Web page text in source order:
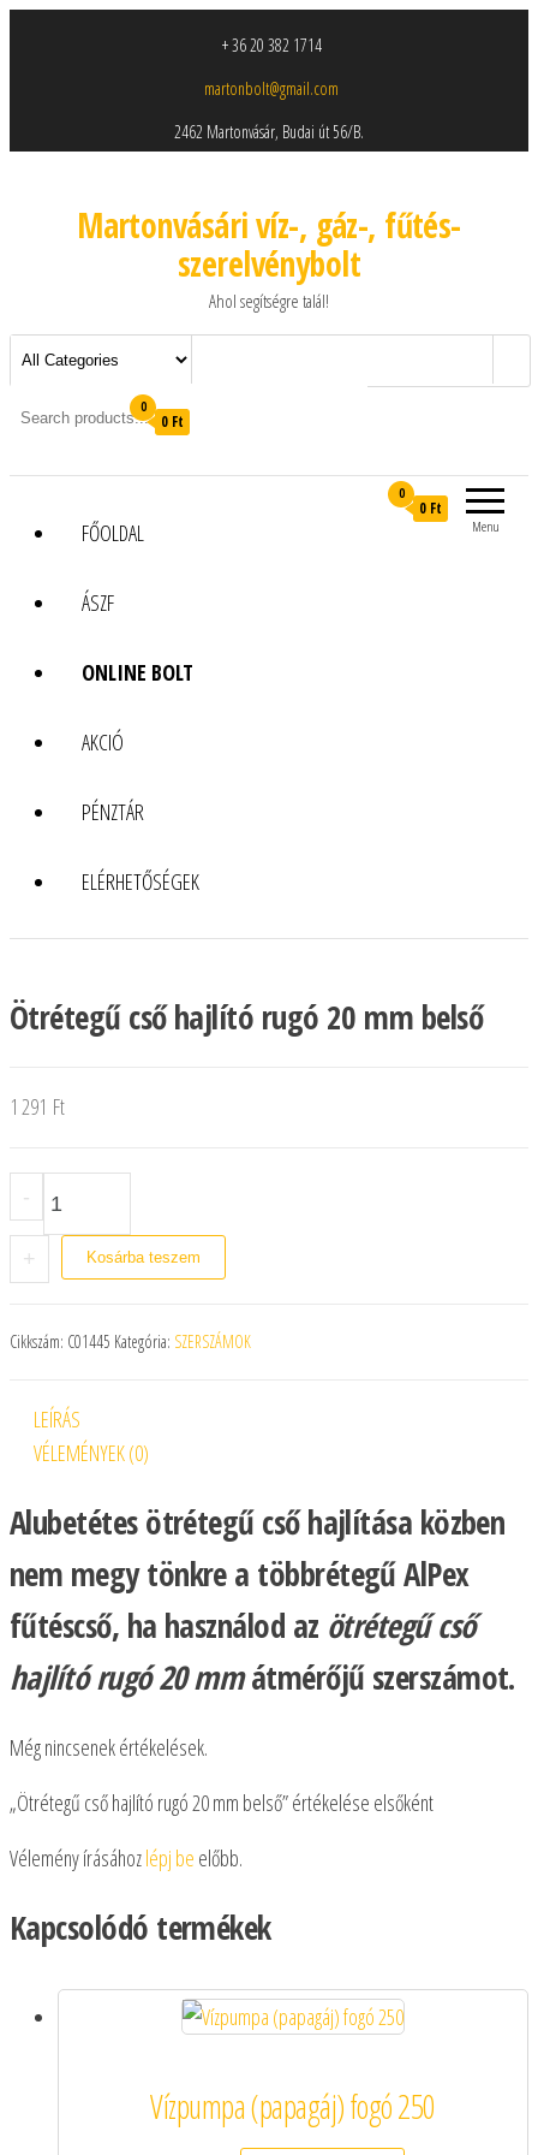
+ 36 20 382 1714
martonbolt@gmail.com
2462 Martonvásár, Budai út 56/B.
Martonvásári víz-, gáz-, fűtés-
szerelvénybolt
Ahol segítségre talál!
0
0 Ft
Menu
0
0 Ft
FŐOLDAL
ÁSZF
ONLINE BOLT
AKCIÓ
PÉNZTÁR
ELÉRHETŐSÉGEK
Ötrétegű cső hajlító rugó 20 mm belső
1 291 Ft
- Ötrétegű cső hajlító rugó 20 mm belső mennyiség
+ Kosárba teszem
Cikkszám: C01445 Kategória: SZERSZÁMOK
LEÍRÁS
VÉLEMÉNYEK (0)
Alubetétes ötrétegű cső hajlítása közben
nem megy tönkre a többrétegű AlPex
fűtéscső, ha használod az ötrétegű cső
hajlító rugó 20 mmátmérőjű szerszámot.
Még nincsenek értékelések.
„Ötrétegű cső hajlító rugó 20 mm belső” értékelése elsőként
Vélemény írásáhozlépj be előbb.
Kapcsolódó termékek
Vízpumpa (papagáj) fogó 250